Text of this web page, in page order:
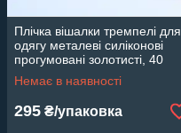
Плічка вішалки тремпелі для
одягу металеві силіконові
прогумовані золотисті, 40
см,10 шт
Немає в наявності
295 ₴/упаковка